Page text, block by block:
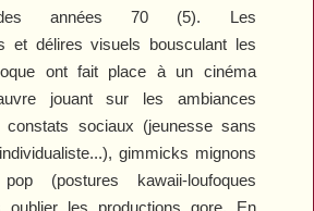
des années 70 (5). Les
et délires visuels bousculant les
ont fait place à un cinéma
jouant sur les ambiances
constats sociaux (jeunesse sans
gimmicks mignons
(postures kawaii-loufoques
oublier les productions gore. En